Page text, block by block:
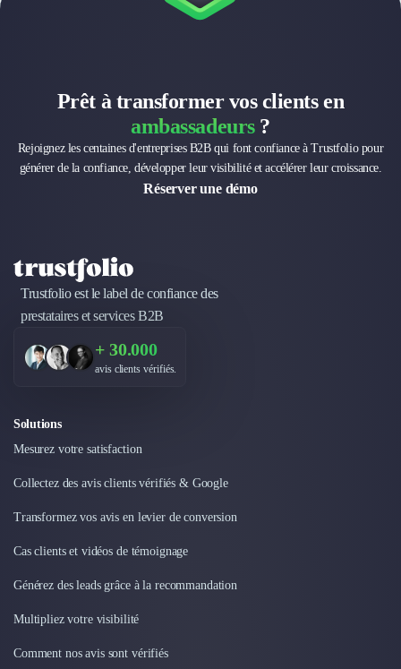
Prêt à transformer vos clients en
ambassadeurs?
Rejoignez les centaines d'entreprises B2B qui font confiance à Trustfolio pour
générer de la confiance, développer leur visibilité et accélérer leur croissance.
Réserver une démo
Trustfolio est le label de confiance des
prestataires et services B2B
+ 30.000
avis clients vérifiés.
Solutions
Mesurez votre satisfaction
Collectez des avis clients vérifiés & Google
Transformez vos avis en levier de conversion
Cas clients et vidéos de témoignage
Générez des leads grâce à la recommandation
Multipliez votre visibilité
Comment nos avis sont vérifiés